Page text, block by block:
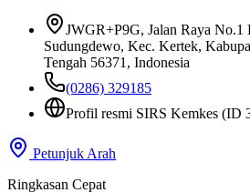
JWGR+P9G, Jalan Raya
Sudungdewo, Kec. Kertek,
Tengah 56371, Indonesia
(0286) 329185
Profil resmi SIRS Kemkes (ID
Petunjuk Arah
Ringkasan Cepat